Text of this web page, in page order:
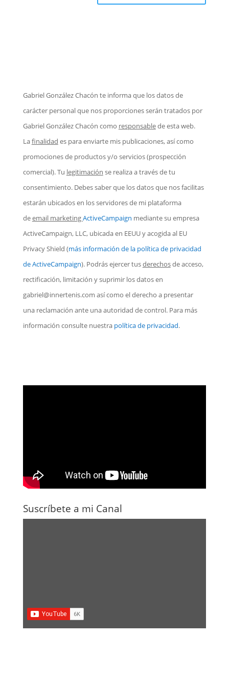
Gabriel González Chacón te informa que los datos de
carácter personal que nos proporciones serán tratados por
Gabriel González Chacón como responsablede esta web.
Lafinalidad es para enviarte mis publicaciones, así como
promociones de productos y/o servicios (prospección
comercial). Tu legitimación se realiza a través de tu
consentimiento. Debes saber que los datos que nos facilitas
estarán ubicados en los servidores de mi plataforma
deemail marketingActiveCampaign mediante su empresa
ActiveCampaign, LLC, ubicada en EEUU y acogida al EU
Privacy Shield (más información de la política de privacidad
de ActiveCampaign). Podrás ejercer tusderechosde acceso,
rectificación, limitación y suprimir los datos en
gabriel@innertenis.com así como el derecho a presentar
una reclamación ante una autoridad de control. Para más
información consulte nuestra política de privacidad.
Suscríbete a mi Canal